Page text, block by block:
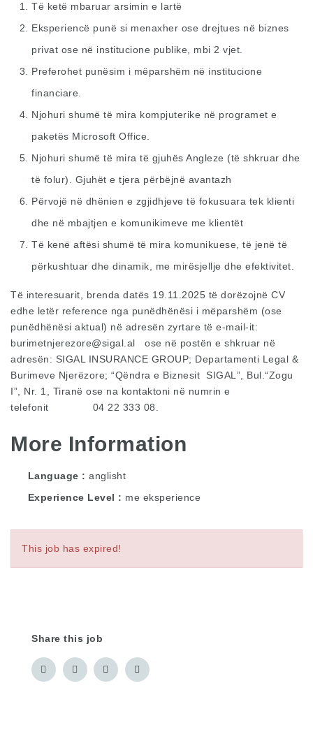
Të ketë mbaruar arsimin e lartë
Eksperiencë punë si menaxher ose drejtues në biznes
privat ose në institucione publike, mbi 2 vjet.
Preferohet punësim i mëparshëm në institucione
financiare.
Njohuri shumë të mira kompjuterike në programet e
paketës Microsoft Office.
Njohuri shumë të mira të gjuhës Angleze (të shkruar dhe
të folur). Gjuhët e tjera përbëjnë avantazh
Përvojë në dhënien e zgjidhjeve të fokusuara tek klienti
dhe në mbajtjen e komunikimeve me klientët
Të kenë aftësi shumë të mira komunikuese, të jenë të
përkushtuar dhe dinamik, me mirësjellje dhe efektivitet.
Të interesuarit, brenda datës 19.11.2025 të dorëzojnë CV
edhe letër reference nga punëdhënësi i mëparshëm (ose
punëdhënësi aktual) në adresën zyrtare të e-mail-it:
burimetnjerezore@sigal.al ose në postën e shkruar në
adresën: SIGAL INSURANCE GROUP; Departamenti Legal &
Burimeve Njerëzore; “Qëndra e Biznesit SIGAL”, Bul.“Zogu
I”, Nr. 1, Tiranë ose na kontaktoni në numrin e
telefonit 04 22 333 08.
More Information
Language
anglisht
Experience Level
me eksperience
This job has expired!
Share this job